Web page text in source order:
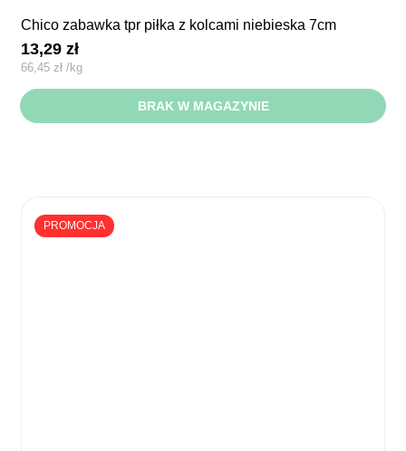
chico zabawka tpr piłka z kolcami niebieska 7cm
13,29zł
66,45zł /kg
BRAK W MAGAZYNIE
PROMOCJA